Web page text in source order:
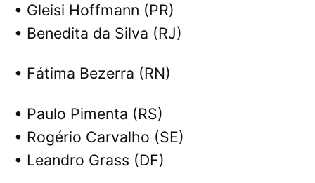
• Gleisi Hoffmann (PR)
• Benedita da Silva (RJ)
• Fátima Bezerra (RN)
• Paulo Pimenta (RS)
• Rogério Carvalho (SE)
• Leandro Grass (DF)